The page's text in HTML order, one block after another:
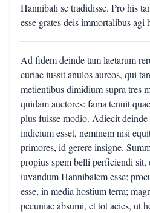
Hannibali se tradidisse. Pro his
esse grates deis immortalibus agi
Ad fidem deinde tam laetarum
curiae iussit anulos aureos, qui
metientibus dimidium supra tres
quidam auctores: fama tenuit
plus fuisse modio. Adiecit
indicium esset, neminem nisi
primores, id gerere insigne.
propius spem belli perficiendi sit,
iuvandum Hannibalem esse;
esse, in media hostium terra;
pecuniae absumi, et tot acies, ut